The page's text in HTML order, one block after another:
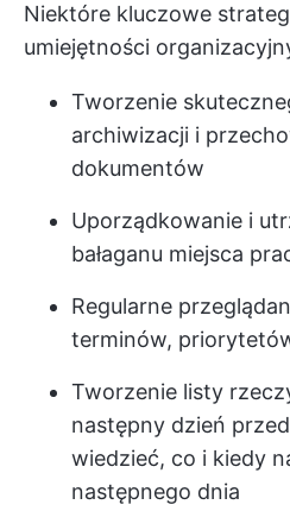
Niektóre kluczowe
umiejętności
Tworzenie
archiwizacji i
dokumentów
Uporządkowanie i
bałaganu miejsca
Regularne
terminów,
Tworzenie listy
następny dzień
wiedzieć, co i kiedy
następnego dnia